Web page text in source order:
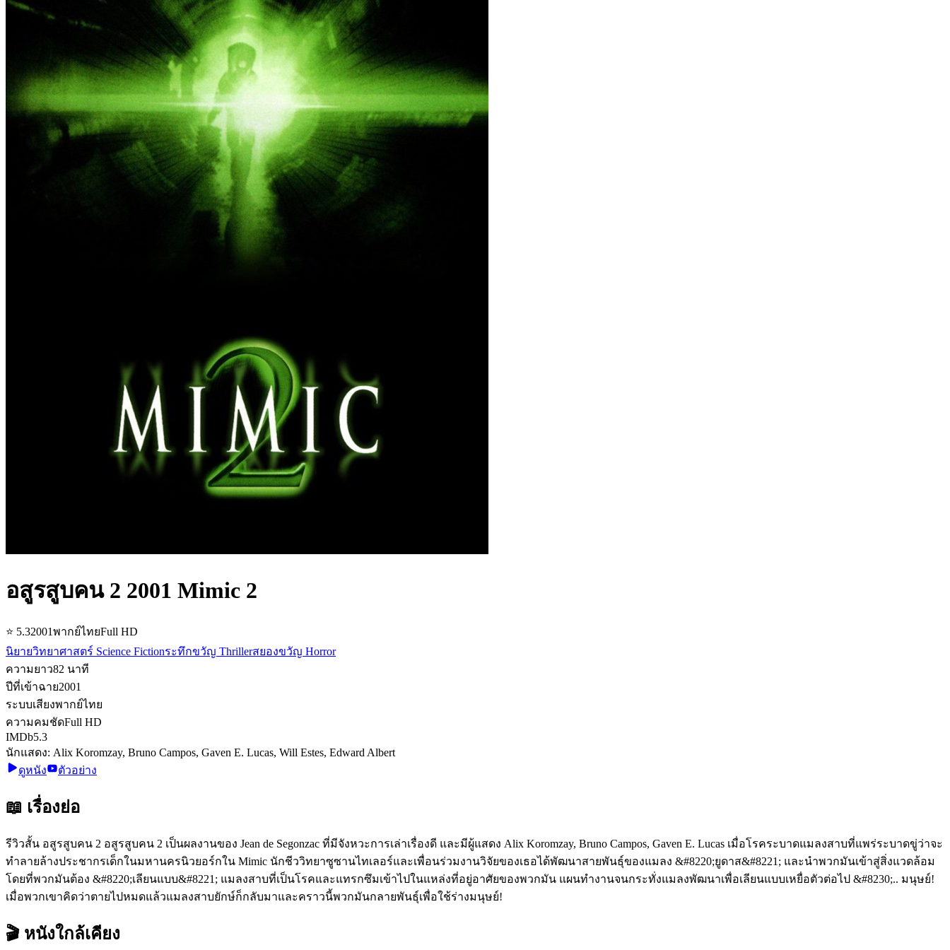
อสูรสูบคน 2 2001 Mimic 2
⭐ 5.32001พากย์ไทยFull HD
นิยายวิทยาศาสตร์ Science Fictionระทึกขวัญ Thrillerสยองขวัญ Horror
ความยาว82 นาที
ปีที่เข้าฉาย2001
ระบบเสียงพากย์ไทย
ความคมชัดFull HD
IMDb5.3
นักแสดง: Alix Koromzay, Bruno Campos, Gaven E. Lucas, Will Estes, Edward Albert
ดูหนัง
ตัวอย่าง
📖 เรื่องย่อ
รีวิวสั้น อสูรสูบคน 2 อสูรสูบคน 2 เป็นผลงานของ Jean de Segonzac ที่มีจังหวะการเล่าเรื่องดี และมีผู้แสดง Alix Koromzay, Bruno Campos, Gaven E. Lucas เมื่อโรคระบาดแมลงสาบที่แพร่ระบาดขู่ว่าจะ
ทำลายล้างประชากรเด็กในมหานครนิวยอร์กใน Mimic นักชีววิทยาซูซานไทเลอร์และเพื่อนร่วมงานวิจัยของเธอได้พัฒนาสายพันธุ์ของแมลง &#8220;ยูดาส&#8221; และนำพวกมันเข้าสู่สิ่งแวดล้อม
โดยที่พวกมันต้อง &#8220;เลียนแบบ&#8221; แมลงสาบที่เป็นโรคและแทรกซึมเข้าไปในแหล่งที่อยู่อาศัยของพวกมัน แผนทำงานจนกระทั่งแมลงพัฒนาเพื่อเลียนแบบเหยื่อตัวต่อไป &#8230;.. มนุษย์!
เมื่อพวกเขาคิดว่าตายไปหมดแล้วแมลงสาบยักษ์ก็กลับมาและคราวนี้พวกมันกลายพันธุ์เพื่อใช้ร่างมนุษย์!
🎬 หนังใกล้เคียง